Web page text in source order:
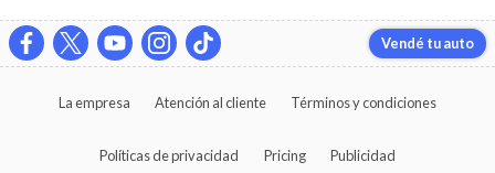
Vendé tu auto
La empresa Atención al cliente Términos y condiciones
Políticas de privacidad Pricing Publicidad